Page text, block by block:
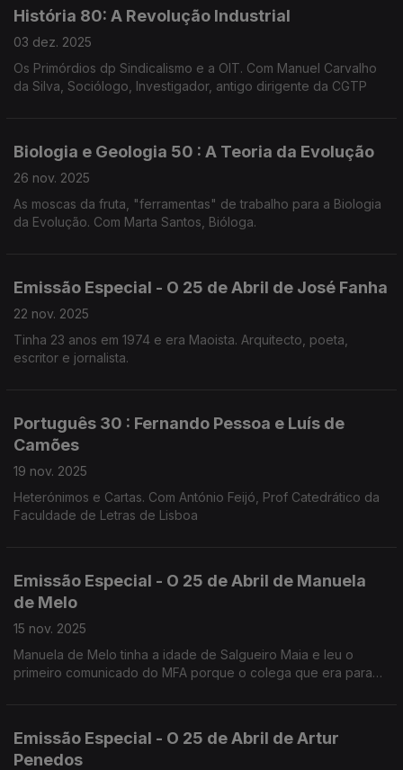
História 80: A Revolução Industrial
03 dez. 2025
Os Primórdios dp Sindicalismo e a OIT. Com Manuel Carvalho
da Silva, Sociólogo, Investigador, antigo dirigente da CGTP
Biologia e Geologia 50 : A Teoria da Evolução
26 nov. 2025
As moscas da fruta, "ferramentas" de trabalho para a Biologia
da Evolução. Com Marta Santos, Bióloga.
Emissão Especial - O 25 de Abril de José Fanha
22 nov. 2025
Tinha 23 anos em 1974 e era Maoista. Arquitecto, poeta,
escritor e jornalista.
Português 30 : Fernando Pessoa e Luís de
Camões
19 nov. 2025
Heterónimos e Cartas. Com António Feijó, Prof Catedrático da
Faculdade de Letras de Lisboa
Emissão Especial - O 25 de Abril de Manuela
de Melo
15 nov. 2025
Manuela de Melo tinha a idade de Salgueiro Maia e leu o
primeiro comunicado do MFA porque o colega que era para
vereadora na CMPorto e deputada. Sem cartão.
Emissão Especial - O 25 de Abril de Artur
Penedos